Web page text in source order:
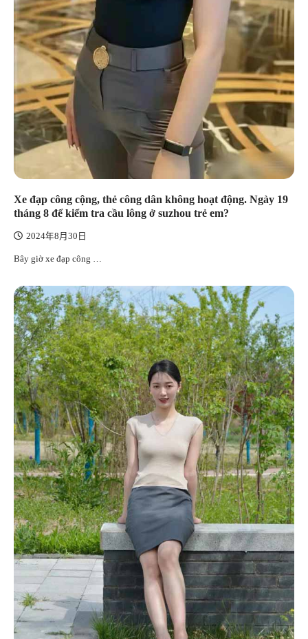
Xe đạp công cộng, thẻ công dân không hoạt động. Ngày 19
tháng 8 để kiểm tra cầu lông ở suzhou trẻ em?
2024年8月30日
Bây giờ xe đạp công …